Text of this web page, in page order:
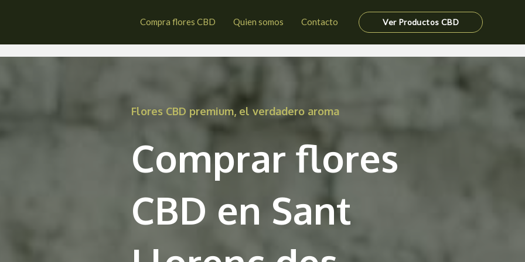
Compra flores CBD Quien somos Contacto Ver Productos CBD
Llorenç des Cardassar
Flores CBD premium, el verdadero aroma
Comprar flores
CBD en Sant